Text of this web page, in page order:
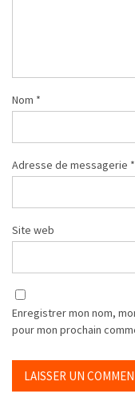
Nom *
Adresse de messagerie *
Site web
Enregistrer mon nom,
pour mon prochain